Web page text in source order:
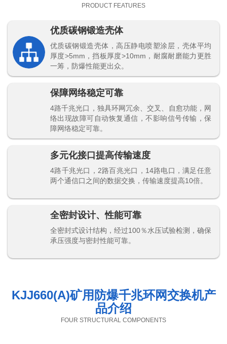
PRODUCT FEATURES
优质碳钢锻造壳体
优质碳钢锻造壳体，高压静电喷塑涂层，壳体平均
厚度>5mm，挡板厚度>10mm，耐腐耐磨能力更胜
一筹，防爆性能更出众。
保障网络稳定可靠
4路千兆光口，独具环网冗余、交叉、自愈功能，网
络出现故障可自动恢复通信，不影响信号传输，保
障网络稳定可靠。
多元化接口提高传输速度
4路千兆光口，2路百兆光口，14路电口，满足任意
两个通信口之间的数据交换，传输速度提高10倍。
全密封设计、性能可靠
全密封式设计结构，经过100％水压试验检测，确保
承压强度与密封性能可靠。
KJJ660(A)矿用防爆千兆环网交换机产
品介绍
FOUR STRUCTURAL COMPONENTS